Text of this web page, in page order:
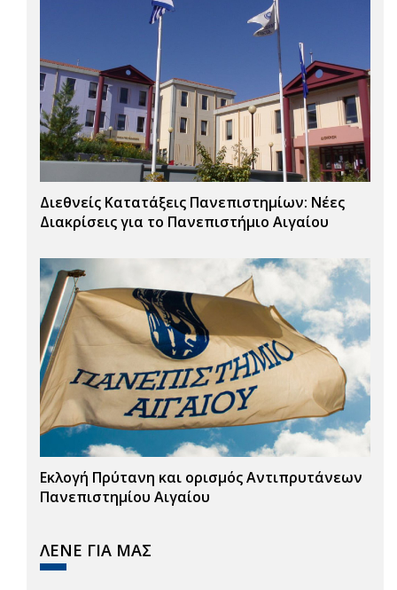
Διεθνείς Κατατάξεις Πανεπιστημίων: Νέες
Διακρίσεις για το Πανεπιστήμιο Αιγαίου
Εκλογή Πρύτανη και ορισμός Αντιπρυτάνεων
Πανεπιστημίου Αιγαίου
ΛΕΝΕ ΓΙΑ ΜΑΣ